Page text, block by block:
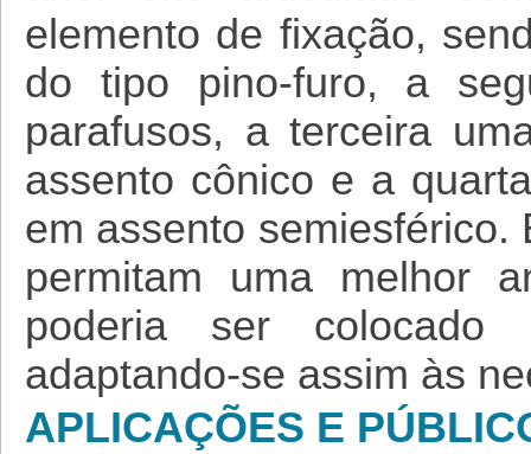
elemento de fixação,
do tipo pino-furo, a
parafusos, a terceira
assento cônico e a
em assento semiesférico.
permitam uma melhor
poderia ser colocado
adaptando-se assim às
APLICAÇÕES E